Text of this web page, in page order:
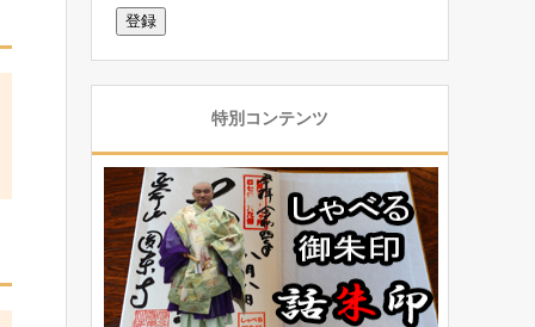
特別コンテンツ